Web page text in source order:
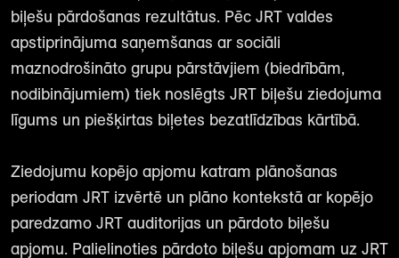
biļešu pārdošanas rezultātus. Pēc JRT valdes
apstiprinājuma saņemšanas ar sociāli
maznodrošināto grupu pārstāvjiem (biedrībām,
nodibinājumiem) tiek noslēgts JRT biļešu ziedojuma
līgums un piešķirtas biļetes bezatlīdzības kārtībā.
Ziedojumu kopējo apjomu katram plānošanas
periodam JRT izvērtē un plāno kontekstā ar kopējo
paredzamo JRT auditorijas un pārdoto biļešu
apjomu. Palielinoties pārdoto biļešu apjomam uz JRT